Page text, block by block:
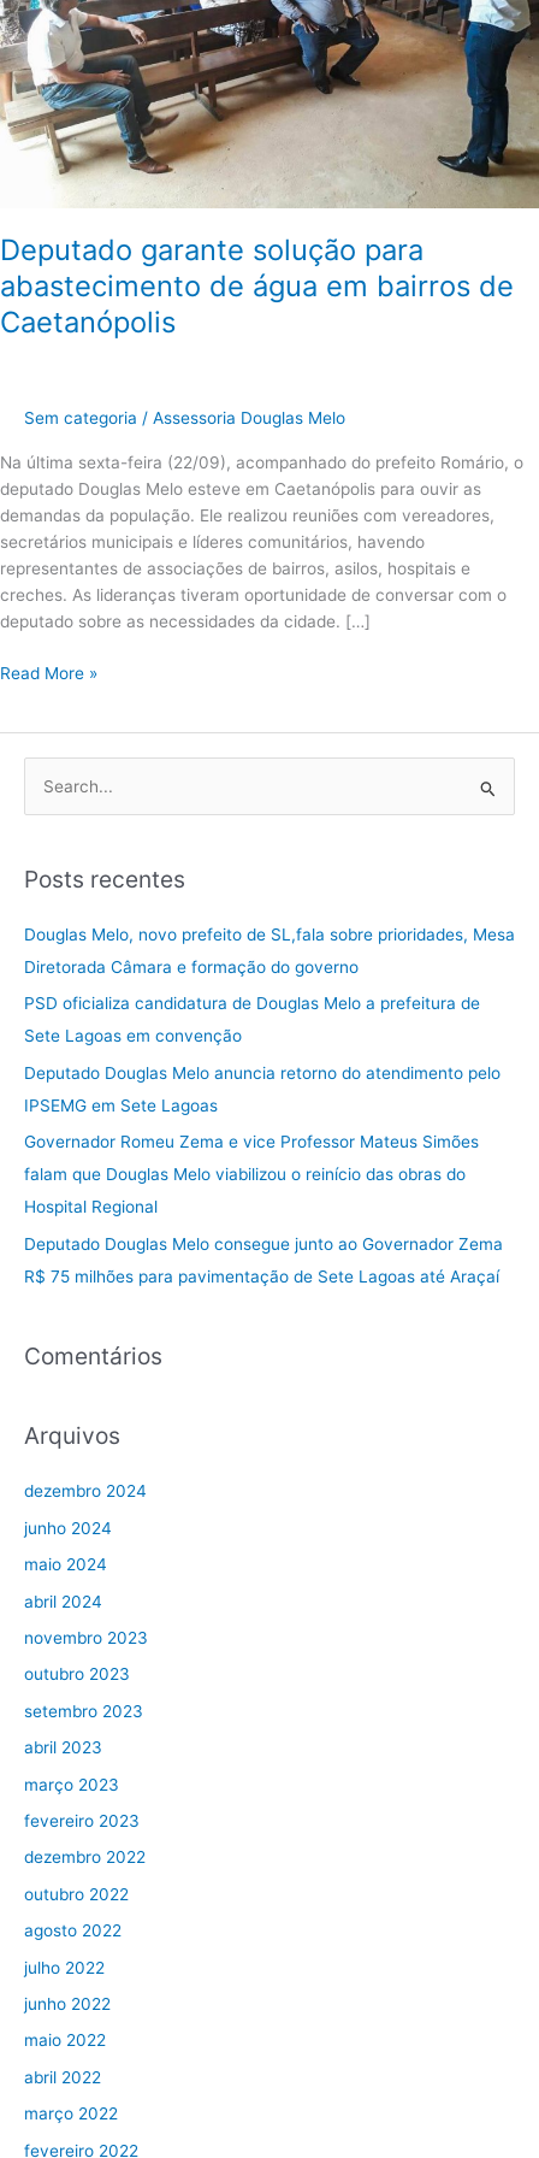
Deputado garante solução para
abastecimento de água em bairros de
Caetanópolis
Sem categoria / Assessoria Douglas Melo
Na última sexta-feira (22/09), acompanhado do prefeito Romário, o
deputado Douglas Melo esteve em Caetanópolis para ouvir as
demandas da população. Ele realizou reuniões com vereadores,
secretários municipais e líderes comunitários, havendo
representantes de associações de bairros, asilos, hospitais e
creches. As lideranças tiveram oportunidade de conversar com o
deputado sobre as necessidades da cidade. […]
em
bairros
de
Caetanópolis
Read More »
q
p
o
r
:
Posts recentes
Douglas Melo, novo prefeito de SL,fala sobre prioridades, Mesa
Diretorada Câmara e formação do governo
PSD oficializa candidatura de Douglas Melo a prefeitura de
Sete Lagoas em convenção
Deputado Douglas Melo anuncia retorno do atendimento pelo
IPSEMG em Sete Lagoas
Governador Romeu Zema e vice Professor Mateus Simões
falam que Douglas Melo viabilizou o reinício das obras do
Hospital Regional
Deputado Douglas Melo consegue junto ao Governador Zema
R$ 75 milhões para pavimentação de Sete Lagoas até Araçaí
Comentários
Arquivos
dezembro 2024
junho 2024
maio 2024
abril 2024
novembro 2023
outubro 2023
setembro 2023
abril 2023
março 2023
fevereiro 2023
dezembro 2022
outubro 2022
agosto 2022
julho 2022
junho 2022
maio 2022
abril 2022
março 2022
fevereiro 2022